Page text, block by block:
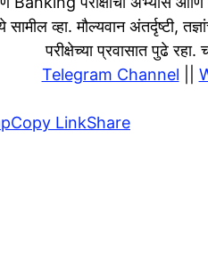
व्हा. मौल्यवान अंतर्दृष्टी,
परीक्षेच्या प्रवासात पुढे
Telegram Channel
Copy LinkShare